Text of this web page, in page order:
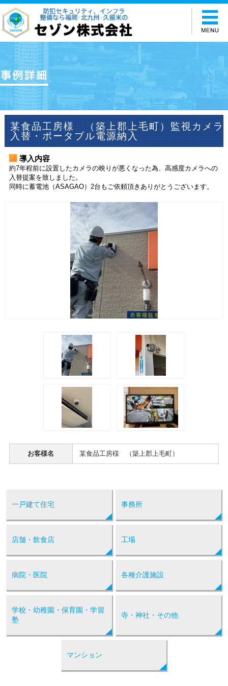
某食品工房様 （築上郡上毛町）監視カメラ
入替・ポータブル電源納入
導入内容
約7年程前に設置したカメラの映りが悪くなった為、高感度カメラへの
入替提案を致しました。
同時に蓄電池（ASAGAO）2台もご依頼頂きありがとうございます。
お客様名 某食品工房様 （築上郡上毛町）
一戸建て住宅 事務所
店舗・飲食店 工場
病院・医院 各種介護施設
学校・幼稚園・保育園・学習
塾
寺・神社・その他
マンション